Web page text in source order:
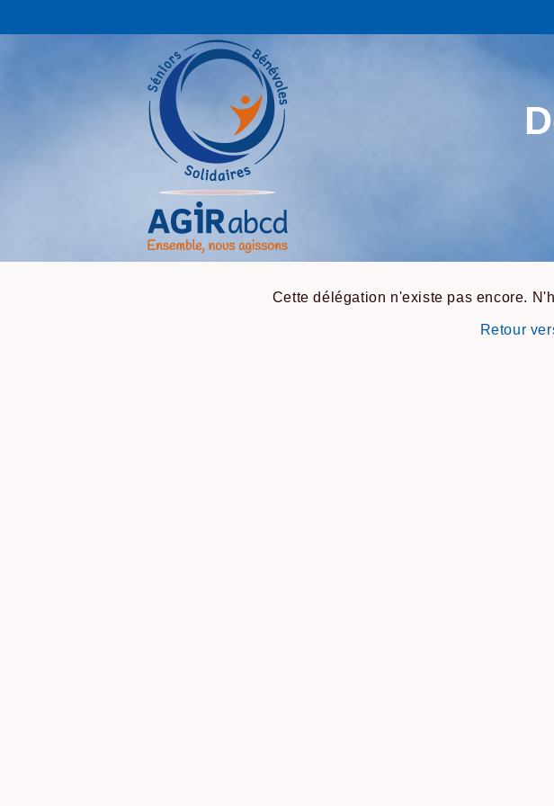
Cette délégation n'existe pas encore.
Retour